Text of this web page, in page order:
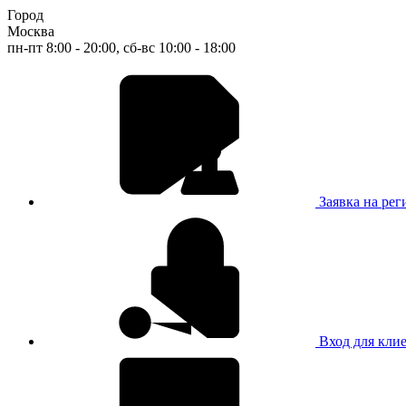
Город
Москва
пн-пт 8:00 - 20:00, сб-вс 10:00 - 18:00
Заявка на
Вход для